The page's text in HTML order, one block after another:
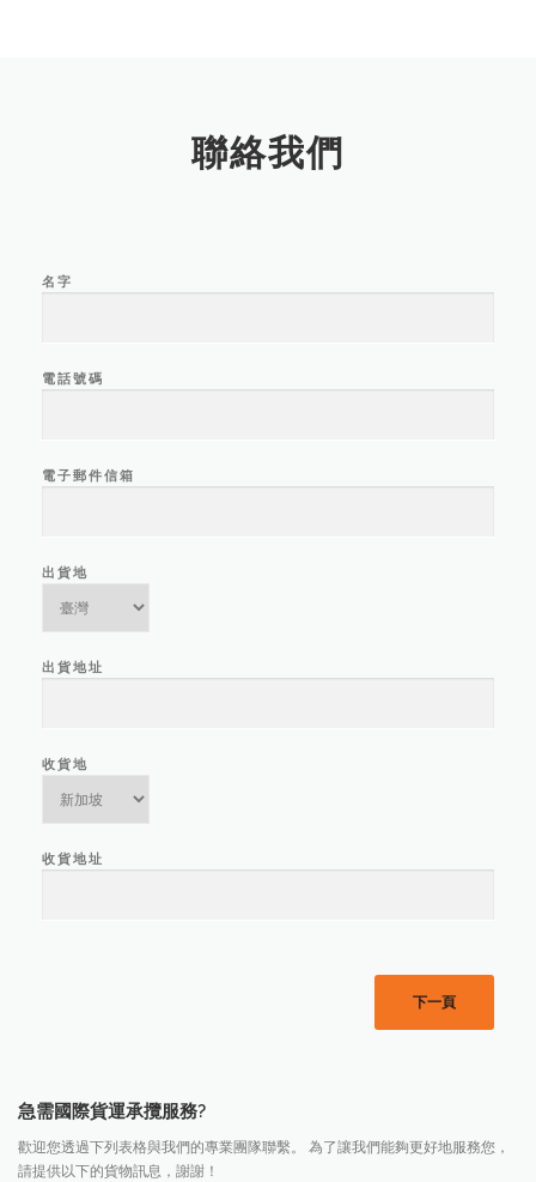
聯絡我們
名字
電話號碼
電子郵件信箱
出貨地
出貨地址
收貨地
收貨地址
下一頁
急需國際貨運承攬服務?
歡迎您透過下列表格與我們的專業團隊聯繫。 為了讓我們能夠更好地服務您，
請提供以下的貨物訊息，謝謝！